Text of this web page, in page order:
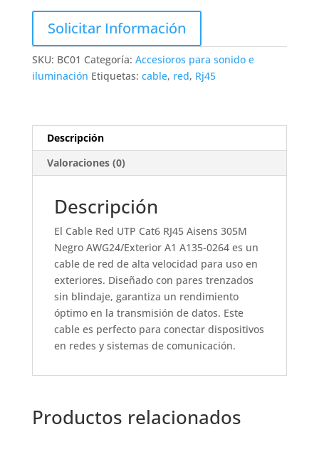
RJ45
CAT6
UTP
AWG24
cantidad
Solicitar Información
SKU: BC01 Categoría: Accesioros para sonido e
iluminación Etiquetas: cable, red, Rj45
Descripción
Valoraciones (0)
Descripción
El Cable Red UTP Cat6 RJ45 Aisens 305M
Negro AWG24/Exterior A1 A135-0264 es un
cable de red de alta velocidad para uso en
exteriores. Diseñado con pares trenzados
sin blindaje, garantiza un rendimiento
óptimo en la transmisión de datos. Este
cable es perfecto para conectar dispositivos
en redes y sistemas de comunicación.
Productos relacionados